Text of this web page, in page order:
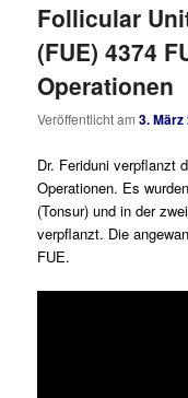
Follicular
(FUE) 4374
Operationen
Veröffentlicht am3. März
Dr. Feriduni verpflanzt
Operationen. Es
(Tonsur) und in der
verpflanzt. Die
FUE.